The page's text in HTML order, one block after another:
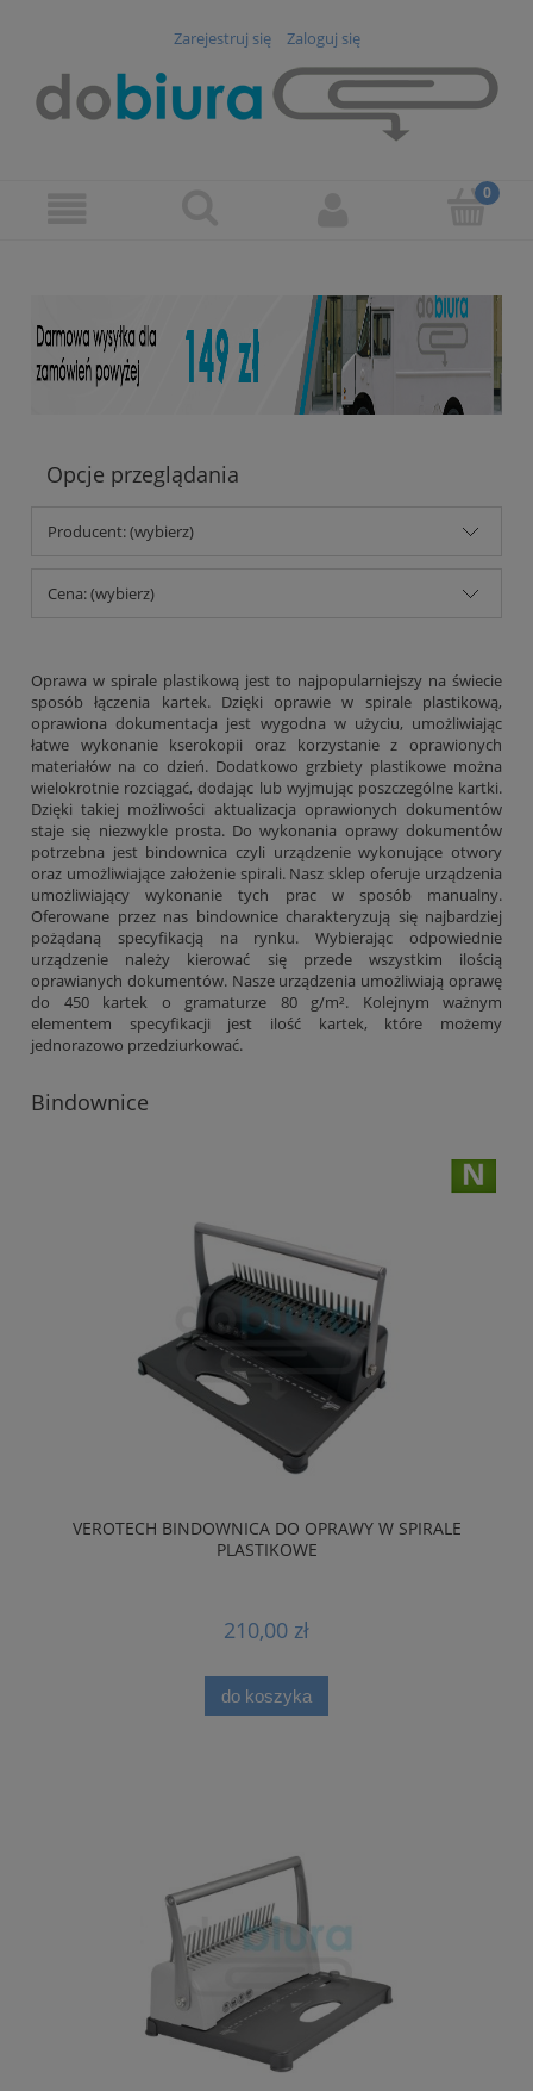
Zarejestruj się Zaloguj się
Opcje przeglądania
Producent: (wybierz)
Cena: (wybierz)
Oprawa w spirale plastikową jest to najpopularniejszy na świecie
sposób łączenia kartek. Dzięki oprawie w spirale plastikową,
oprawiona dokumentacja jest wygodna w użyciu, umożliwiając
łatwe wykonanie kserokopii oraz korzystanie z oprawionych
materiałów na co dzień. Dodatkowo grzbiety plastikowe można
wielokrotnie rozciągać, dodając lub wyjmując poszczególne kartki.
Dzięki takiej możliwości aktualizacja oprawionych dokumentów
staje się niezwykle prosta. Do wykonania oprawy dokumentów
potrzebna jest bindownica czyli urządzenie wykonujące otwory
oraz umożliwiające założenie spirali. Nasz sklep oferuje urządzenia
umożliwiający wykonanie tych prac w sposób manualny.
Oferowane przez nas bindownice charakteryzują się najbardziej
pożądaną specyfikacją na rynku. Wybierając odpowiednie
urządzenie należy kierować się przede wszystkim ilością
oprawianych dokumentów. Nasze urządzenia umożliwiają oprawę
do 450 kartek o gramaturze 80 g/m². Kolejnym ważnym
elementem specyfikacji jest ilość kartek, które możemy
jednorazowo przedziurkować.
Bindownice
VEROTECH BINDOWNICA DO OPRAWY W SPIRALE
PLASTIKOWE
210,00 zł
do koszyka